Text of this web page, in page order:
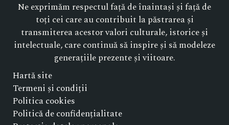
Ne exprimăm respectul față de înaintași și față de
toți cei care au contribuit la păstrarea și
transmiterea acestor valori culturale, istorice și
intelectuale, care continuă să inspire și să modeleze
generațiile prezente și viitoare.
Hartă site
Termeni și condiții
Politica cookies
Politică de confidențialitate